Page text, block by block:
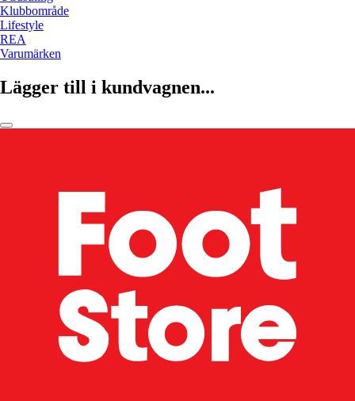
Klubbområde
Lifestyle
REA
Varumärken
Lägger till i kundvagnen...